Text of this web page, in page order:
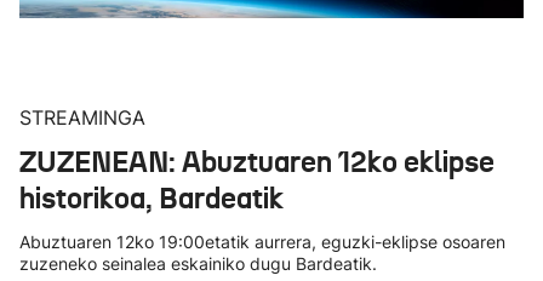
STREAMINGA
ZUZENEAN: Abuztuaren 12ko eklipse
historikoa, Bardeatik
Abuztuaren 12ko 19:00etatik aurrera, eguzki-eklipse osoaren
zuzeneko seinalea eskainiko dugu Bardeatik.